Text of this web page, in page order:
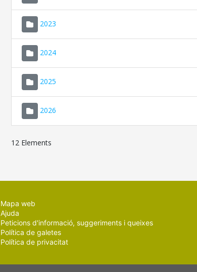
2023
2024
2025
2026
12 Elements
Mapa web
Ajuda
Peticions d'informació, suggeriments i queixes
Política de galetes
Política de privacitat